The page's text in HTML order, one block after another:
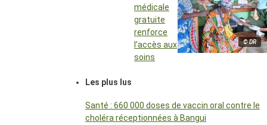
© DR
médicale
gratuite
renforce
l’accès aux
soins
Les plus lus
Santé : 660 000 doses de vaccin oral contre le
choléra réceptionnées à Bangui